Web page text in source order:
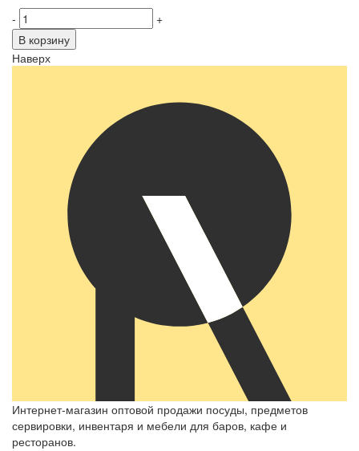
-
+
В корзину
Наверх
Интернет-магазин оптовой продажи посуды, предметов
сервировки, инвентаря и мебели для баров, кафе и
ресторанов.